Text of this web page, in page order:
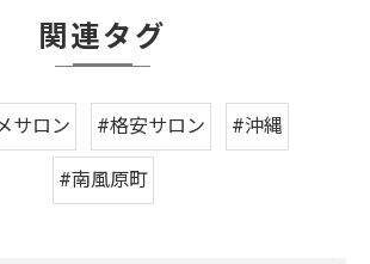
関連タグ
サロン #格安サロン #沖縄
#南風原町